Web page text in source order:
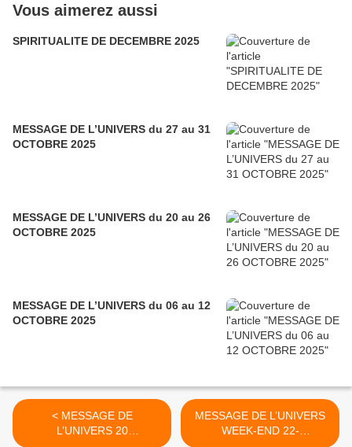
Vous aimerez aussi
SPIRITUALITE DE DECEMBRE 2025
MESSAGE DE L’UNIVERS du 27 au 31
OCTOBRE 2025
MESSAGE DE L’UNIVERS du 20 au 26
OCTOBRE 2025
MESSAGE DE L’UNIVERS du 06 au 12
OCTOBRE 2025
< MESSAGE DE
L’UNIVERS 20
MESSAGE DE L’UNIVERS
WEEK-END 22-